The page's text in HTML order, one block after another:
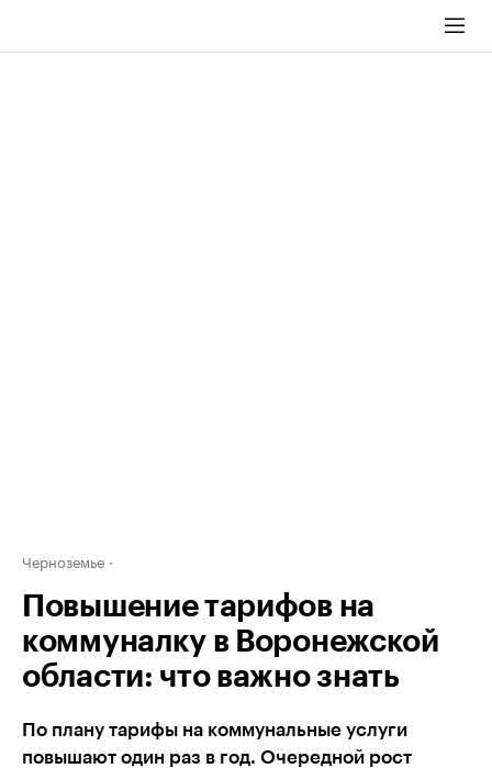
Черноземье
Повышение тарифов на
коммуналку в Воронежской
области: что важно знать
По плану тарифы на коммунальные услуги
повышают один раз в год. Очередной рост